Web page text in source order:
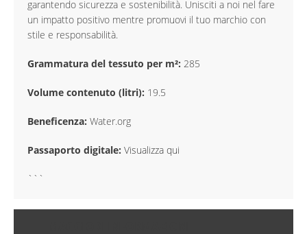
garantendo sicurezza e sostenibilità. Unisciti a noi nel fare
un impatto positivo mentre promuovi il tuo marchio con
stile e responsabilità.
Grammatura del tessuto per m²: 285
Volume contenuto (litri): 19.5
Beneficenza: Water.org
Passaporto digitale: Visualizza qui
```